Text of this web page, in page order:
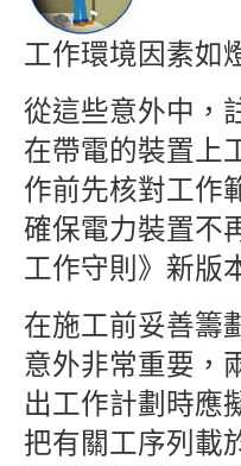
工作環境因素如
從這些意外中，
在帶電的裝置上
作前先核對工作
確保電力裝置不
工作守則》新版
在施工前妥善籌
意外非常重要，
出工作計劃時應
把有關工序列載